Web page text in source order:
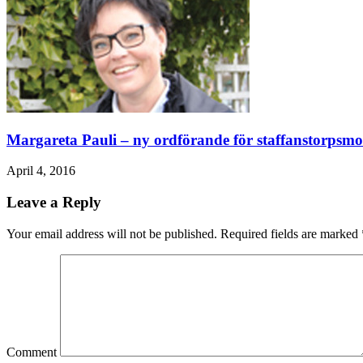
Margareta Pauli – ny ordförande för
April 4, 2016
Leave a Reply
Your email address will not be published. Required fields are marked
Comment